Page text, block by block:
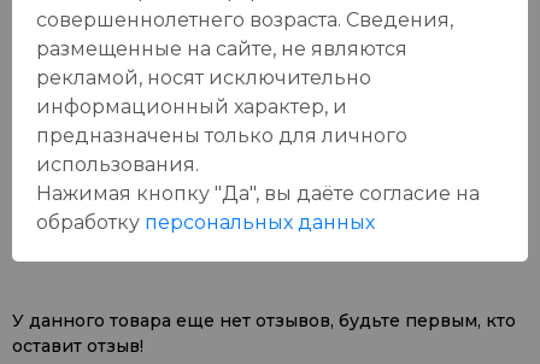
Отзывы:
Оставить отзыв
У данного товара еще нет отзывов, будьте первым, кто
оставит отзыв!
совершеннолетнего возраста. Сведения,
размещенные на сайте, не являются
рекламой, носят исключительно
информационный характер, и
предназначены только для личного
использования.
Нажимая кнопку "Да", вы даёте cогласие на
обработку персональных данных